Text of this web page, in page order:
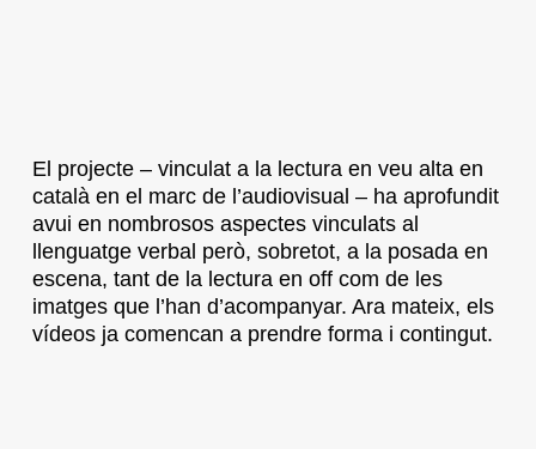
El projecte – vinculat a la lectura en veu alta en
català en el marc de l’audiovisual – ha aprofundit
avui en nombrosos aspectes vinculats al
llenguatge verbal però, sobretot, a la posada en
escena, tant de la lectura en off com de les
imatges que l’han d’acompanyar. Ara mateix, els
vídeos ja comencan a prendre forma i contingut.